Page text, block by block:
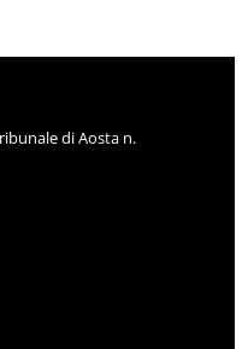
di Aosta n.